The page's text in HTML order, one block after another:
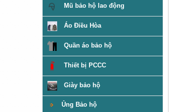
Mũ bảo hộ lao động
Áo Điều Hòa
Quần áo bảo hộ
Thiết bị PCCC
Giày bảo hộ
Ủng Bảo hộ